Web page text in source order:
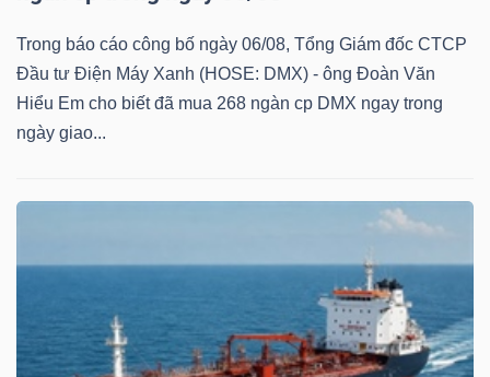
Trong báo cáo công bố ngày 06/08, Tổng Giám đốc CTCP
Đầu tư Điện Máy Xanh (HOSE: DMX) - ông Đoàn Văn
Hiểu Em cho biết đã mua 268 ngàn cp DMX ngay trong
ngày giao...
THÔNG
TIN
DỊCH
TRUYỀN